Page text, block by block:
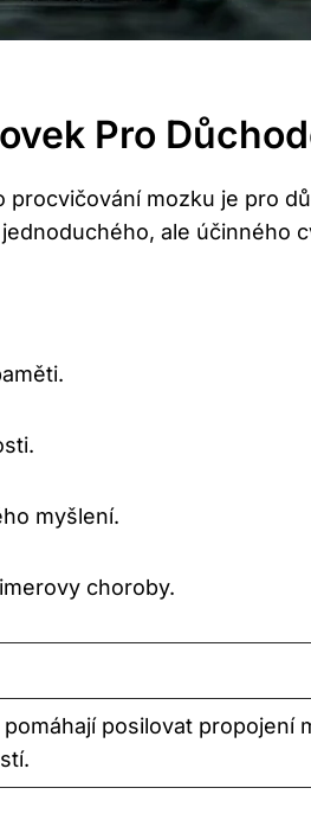
Pro
mozku je pro
ale účinného
myšlení.
choroby.
posilovat propojení